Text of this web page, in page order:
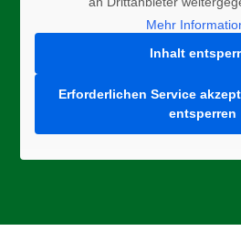
Mehr
Inhalt
Erforderlichen Service
entsperren